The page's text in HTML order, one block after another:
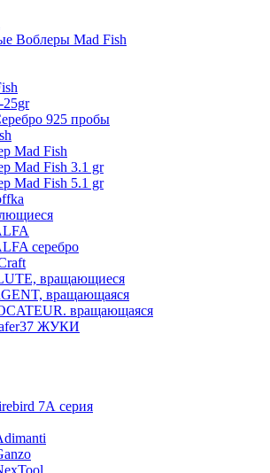
Воблеры Mad Fish
925 пробы
Mad Fish
Mad Fish 3.1 gr
Mad Fish 5.1 gr
серебро
вращающиеся
вращающаяся
вращающаяся
ЖУКИ
7А серия